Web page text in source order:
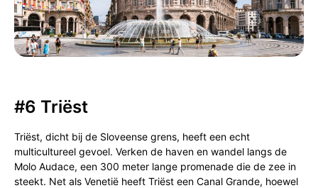
#6 Triëst
Triëst, dicht bij de Sloveense grens, heeft een echt
multicultureel gevoel. Verken de haven en wandel langs de
Molo Audace, een 300 meter lange promenade die de zee in
steekt. Net als Venetië heeft Triëst een Canal Grande, hoewel